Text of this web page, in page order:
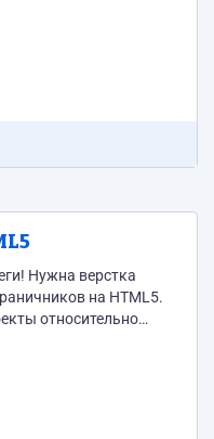
или желание
предлагаем: -
Нужна верстка
на HTML5.
относительно
если Вы знаете
уметь делать что-то